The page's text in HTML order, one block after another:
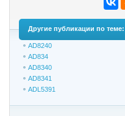
Другие публикации по теме:
AD8240
AD834
AD8340
AD8341
ADL5391